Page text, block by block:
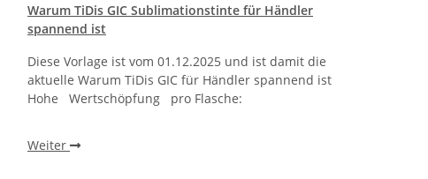
Warum TiDis GIC Sublimationstinte für Händler
spannend ist
Diese Vorlage ist vom 01.12.2025 und ist damit die
aktuelle Warum TiDis GIC für Händler spannend ist
Hohe Wertschöpfung pro Flasche:
Weiter